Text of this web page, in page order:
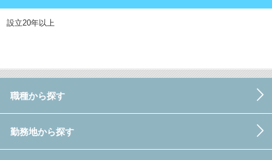
設立20年以上
職種から探す
勤務地から探す